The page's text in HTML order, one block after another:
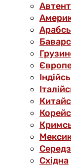
Східна